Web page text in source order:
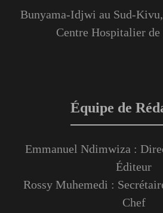
Bunyama-Idjwi au Sud-
Centre Hospitalier de
Équipe de
Emmanuel Ndimwiza :
Éditeur
Rossy Muhemedi :
Chef